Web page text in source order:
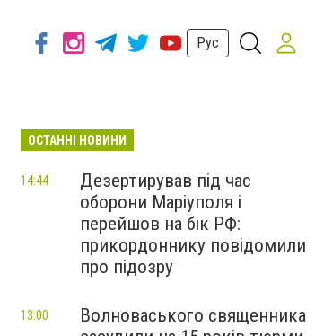
Рус
ОСТАННІ НОВИНИ
Дезертирував під час
оборони Маріуполя і
перейшов на бік РФ:
прикордоннику повідомили
про підозру
14:44
Волноваського священника
13:00